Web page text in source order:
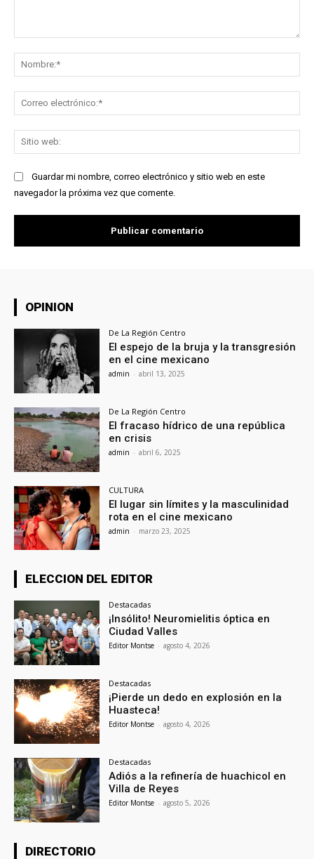
Guardar mi nombre, correo electrónico y sitio web en este
navegador la próxima vez que comente.
OPINION
De La Región Centro
El espejo de la bruja y la transgresión
en el cine mexicano
admin - abril 13, 2025
De La Región Centro
El fracaso hídrico de una república
en crisis
admin - abril 6, 2025
CULTURA
El lugar sin límites y la masculinidad
rota en el cine mexicano
admin - marzo 23, 2025
ELECCION DEL EDITOR
Destacadas
¡Insólito! Neuromielitis óptica en
Ciudad Valles
Editor Montse - agosto 4, 2026
Destacadas
¡Pierde un dedo en explosión en la
Huasteca!
Editor Montse - agosto 4, 2026
Destacadas
Adiós a la refinería de huachicol en
Villa de Reyes
Editor Montse - agosto 5, 2026
DIRECTORIO